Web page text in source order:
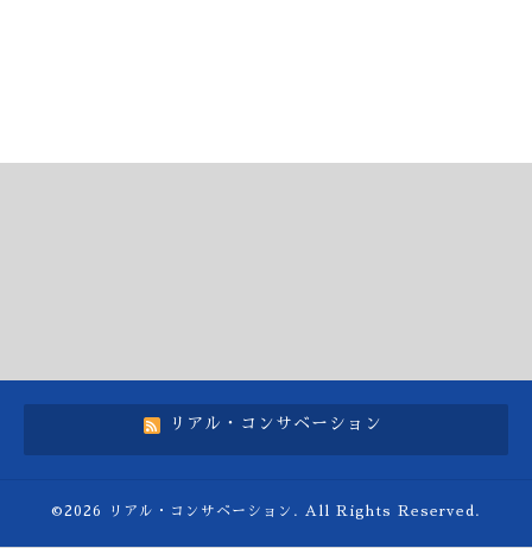
リアル・コンサベーション
©2026 リアル・コンサベーション . All Rights Reserved.